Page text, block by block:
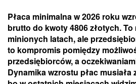
Płaca minimalna w 2026 roku
brutto do kwoty 4806 złotych.
minionych latach, ale
to kompromis pomiędzy
przedsiębiorców, a
Dynamika wzrostu płac